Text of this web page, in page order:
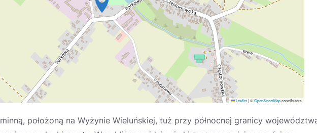
Leaflet|©OpenStreetMapcontributors
położoną na Wyżynie Wieluńskiej, tuż przy północnej granicy